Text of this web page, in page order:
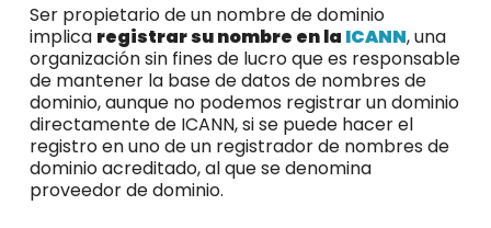
Ser propietario de un nombre de dominio
implica registrar su nombre en la ICANN, una
organización sin fines de lucro que es responsable
de mantener la base de datos de nombres de
dominio, aunque no podemos registrar un dominio
directamente de ICANN, si se puede hacer el
registro en uno de un registrador de nombres de
dominio acreditado, al que se denomina
proveedor de dominio.